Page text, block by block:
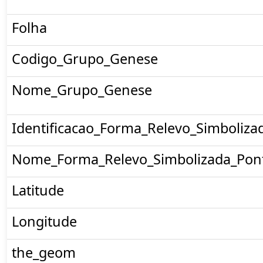
Folha
Codigo_Grupo_Genese
Nome_Grupo_Genese
Latitude
Longitude
the_geom